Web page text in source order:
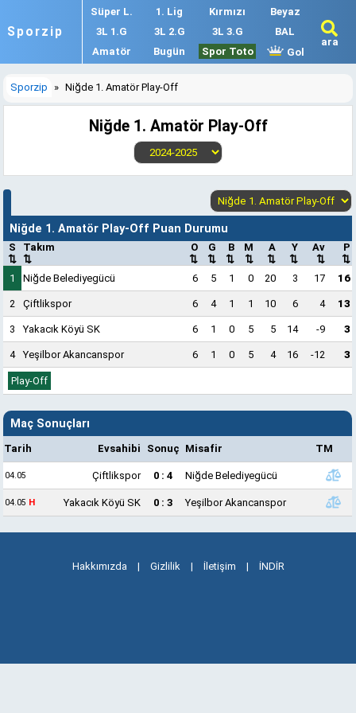
Sporzip
Süper L. 1. Lig Kırmızı
Beyaz
3L 1.G
3L 2.G 3L 3.G
BAL
Amatör
Bugün Spor Toto Gol
ara
Sporzip » Niğde 1. Amatör Play-Off
Niğde 1. Amatör Play-Off
Niğde 1. Amatör Play-Off Puan Durumu
S
⇅
Takım
⇅
O
⇅
G
⇅
B
⇅
M
⇅
A
⇅
Y
⇅
Av
⇅
P
⇅
1
Niğde Belediyegücü 6 5 1 0 20 3 17 16
2 Çiftlikspor 6 4 1 1 10 6 4 13
3 Yakacık Köyü SK 6 1 0 5 5 14 -9 3
4 Yeşilbor Akancanspor 6 1 0 5 4 16 -12 3
Play-Off
Maç Sonuçları
Tarih Evsahibi Sonuç Misafir TM
04.05 Çiftlikspor 0 : 4 Niğde Belediyegücü
04.05 H Yakacık Köyü SK 0 : 3 Yeşilbor Akancanspor
Hakkımızda | Gizlilik | İletişim | İNDİR